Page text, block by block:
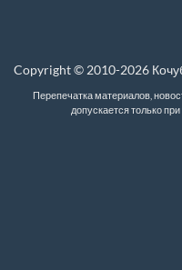
Copyright © 2010-2026
Перепечатка материалов,
допускается только